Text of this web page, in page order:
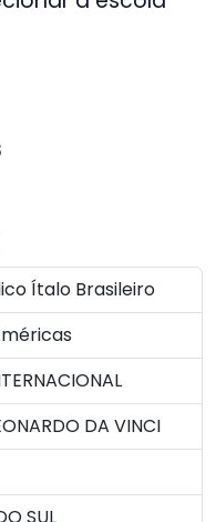
Ítalo Brasileiro
DA VINCI